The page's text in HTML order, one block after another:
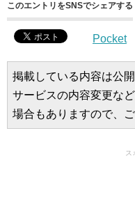
このエントリをSNSでシェアする
Pocket
掲載している内容は公
サービスの内容変更な
場合もありますので、ご
ス